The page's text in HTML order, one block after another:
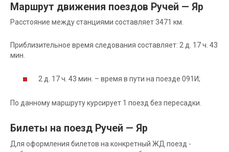
Маршрут движения поездов Ручей — Яр
Расстояние между станциями составляет 3471 км.
Приблизительное время следования составляет: 2 д. 17 ч. 43
мин.
2 д. 17 ч. 43 мин. – время в пути на поезде 091И;
По данному маршруту курсирует 1 поезд без пересадки.
Билеты на поезд Ручей — Яр
Для оформления билетов на конкретный ЖД поезд -